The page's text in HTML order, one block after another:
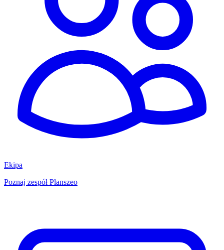
Ekipa
Poznaj zespół Planszeo